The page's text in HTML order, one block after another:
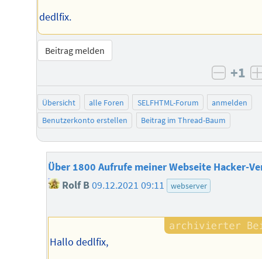
dedlfix.
Beitrag melden
+1
Übersicht alle Foren SELFHTML-Forum
anmelden
Benutzerkonto erstellen
Beitrag im Thread-Baum
Über 1800 Aufrufe meiner Webseite Hacker-
Rolf B09.12.2021 09:11 webserver
Hallo dedlfix,